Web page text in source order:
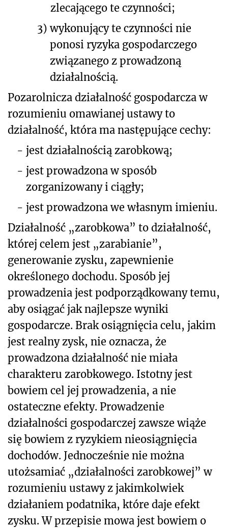
zlecającego te czynności;
3) wykonujący te czynności nie
ponosi ryzyka gospodarczego
związanego z prowadzoną
działalnością.
Pozarolnicza działalność gospodarcza w
rozumieniu omawianej ustawy to
działalność, która ma następujące cechy:
- jest działalnością zarobkową;
- jest prowadzona w sposób
zorganizowany i ciągły;
- jest prowadzona we własnym imieniu.
Działalność „zarobkowa” to działalność,
której celem jest „zarabianie”,
generowanie zysku, zapewnienie
określonego dochodu. Sposób jej
prowadzenia jest podporządkowany temu,
aby osiągać jak najlepsze wyniki
gospodarcze. Brak osiągnięcia celu, jakim
jest realny zysk, nie oznacza, że
prowadzona działalność nie miała
charakteru zarobkowego. Istotny jest
bowiem cel jej prowadzenia, a nie
ostateczne efekty. Prowadzenie
działalności gospodarczej zawsze wiąże
się bowiem z ryzykiem nieosiągnięcia
dochodów. Jednocześnie nie można
utożsamiać „działalności zarobkowej” w
rozumieniu ustawy z jakimkolwiek
działaniem podatnika, które daje efekt
zysku. W przepisie mowa jest bowiem o